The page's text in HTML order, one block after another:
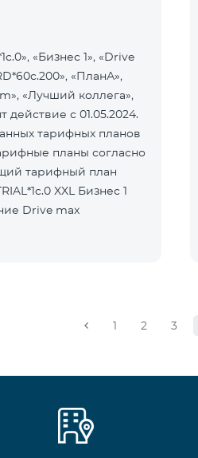
«Бизнес 1», «Drive
«ПланА»,
«Лучший коллега»,
действие с 01.05.2024.
тарифных планов
планы согласно
Pro 1900 Drive 80 ГБ Образование Drive max
1 2 3